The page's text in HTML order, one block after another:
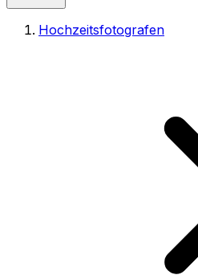
Hochzeitsfotografen